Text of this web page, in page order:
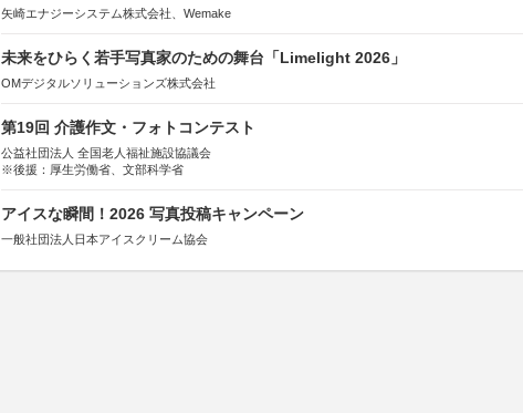
矢崎エナジーシステム株式会社、Wemake
未来をひらく若手写真家のための舞台「Limelight 2026」
OMデジタルソリューションズ株式会社
第19回 介護作文・フォトコンテスト
公益社団法人 全国老人福祉施設協議会
※後援：厚生労働省、文部科学省
アイスな瞬間！2026 写真投稿キャンペーン
一般社団法人日本アイスクリーム協会